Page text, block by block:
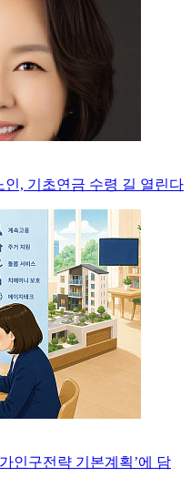
인, 기초연금 수령 길 열린다
인구전략 기본계획’에 담